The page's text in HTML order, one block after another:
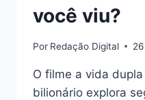
você viu?
Por Redação Digital
O filme a vida
bilionário explora